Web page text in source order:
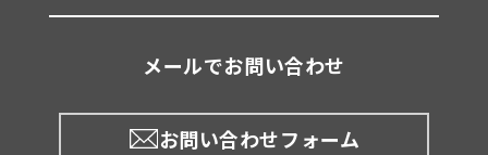
メールでお問い合わせ
お問い合わせフォーム